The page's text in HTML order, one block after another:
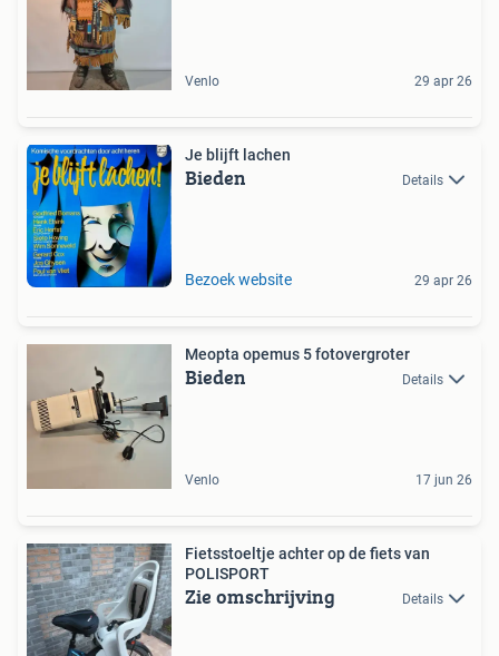
Venlo 29 apr 26
Je blijft lachen
Bieden Details
Bezoek website 29 apr 26
Meopta opemus 5 fotovergroter
Bieden Details
Venlo 17 jun 26
Fietsstoeltje achter op de fiets van
POLISPORT
Zie omschrijving Details